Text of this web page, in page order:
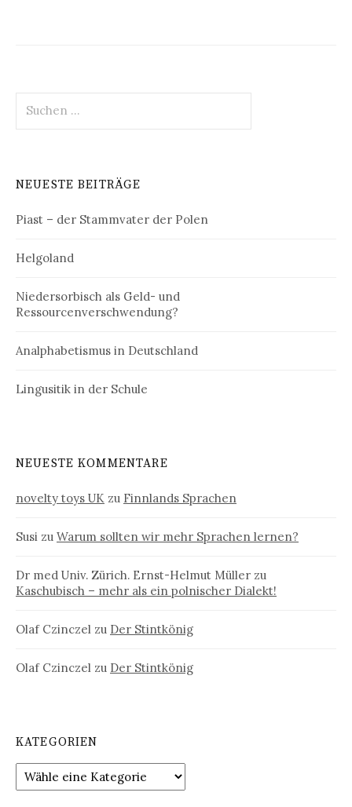
nach:
NEUESTE BEITRÄGE
Piast – der Stammvater der Polen
Helgoland
Niedersorbisch als Geld- und
Ressourcenverschwendung?
Analphabetismus in Deutschland
Lingusitik in der Schule
NEUESTE KOMMENTARE
novelty toys UK zu Finnlands Sprachen
Susi zu Warum sollten wir mehr Sprachen lernen?
Dr med Univ. Zürich. Ernst-Helmut Müller zu
Kaschubisch – mehr als ein polnischer Dialekt!
Olaf Czinczel zu Der Stintkönig
Olaf Czinczel zu Der Stintkönig
KATEGORIEN